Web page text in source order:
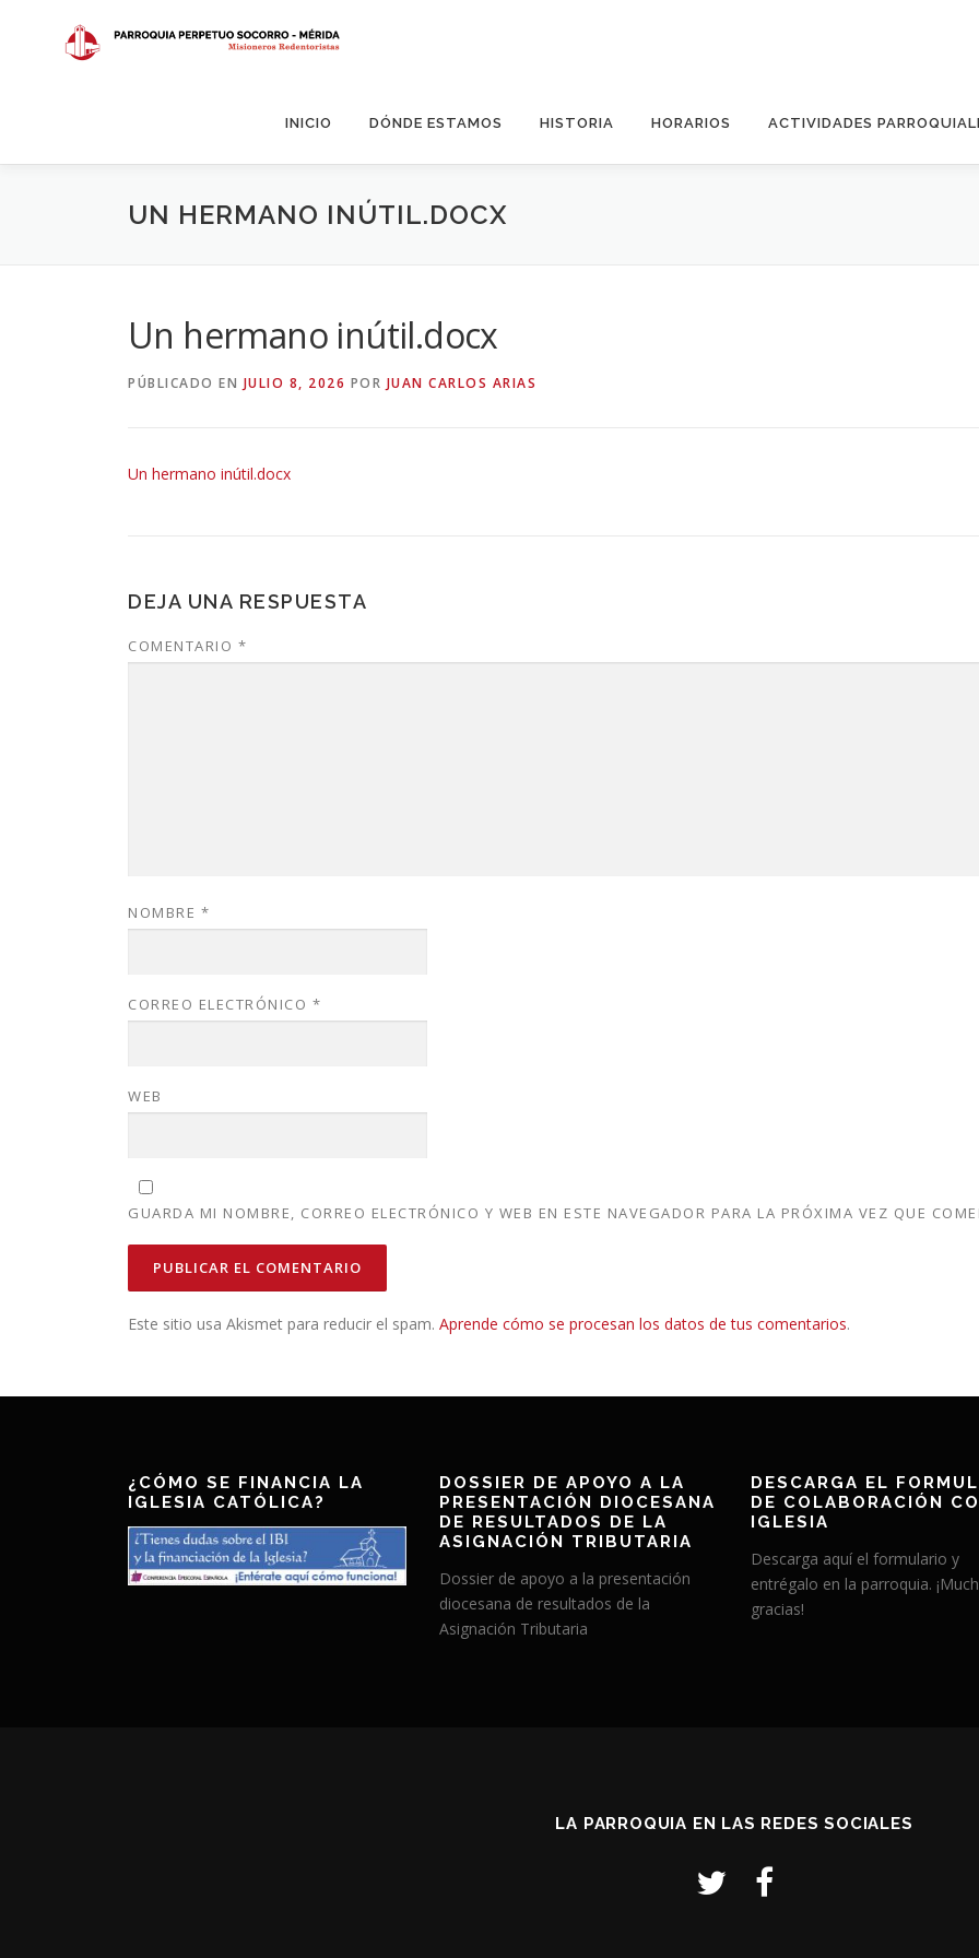
contenido
INICIO DÓNDE ESTAMOS HISTORIA HORARIOS ACTIVIDADES
UN HERMANO INÚTIL.DOCX
Un hermano inútil.docx
PÚBLICADO EN JULIO 8, 2026 POR JUAN CARLOS ARIAS
Un hermano inútil.docx
DEJA UNA RESPUESTA
COMENTARIO *
NOMBRE *
CORREO ELECTRÓNICO *
WEB
GUARDA MI NOMBRE, CORREO ELECTRÓNICO Y WEB EN ESTE NAVEGADOR PARA LA PRÓXIMA VEZ QUE
Este sitio usa Akismet para reducir el spam. Aprende cómo se procesan los datos de tus comentarios.
¿CÓMO SE FINANCIA LA
IGLESIA CATÓLICA?
DOSSIER DE APOYO A LA
PRESENTACIÓN DIOCESANA
DE RESULTADOS DE LA
ASIGNACIÓN TRIBUTARIA
Dossier de apoyo a la presentación
diocesana de resultados de la
Asignación Tributaria
DESCARGA EL
DE COLABORACIÓN
IGLESIA
Descarga aquí el formulario y
entrégalo en la parroquia.
gracias!
LA PARROQUIA EN LAS REDES SOCIALES